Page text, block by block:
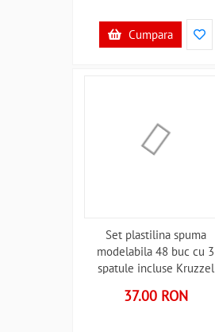
Cumpara
Set plastilina spuma
modelabila 48 buc cu 3
spatule incluse Kruzzel
37.00 RON